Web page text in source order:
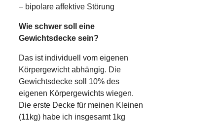
– bipolare affektive Störung
Wie schwer soll eine
Gewichtsdecke sein?
Das ist individuell vom eigenen
Körpergewicht abhängig. Die
Gewichtsdecke soll 10% des
eigenen Körpergewichts wiegen.
Die erste Decke für meinen Kleinen
(11kg) habe ich insgesamt 1kg